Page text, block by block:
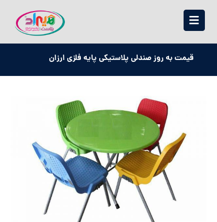
قیمت به روز صندلی پلاستیکی پایه فلزی ارزان